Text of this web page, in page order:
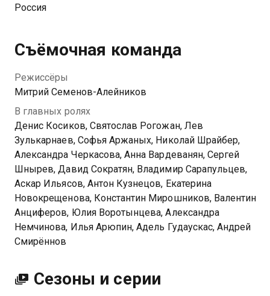
Россия
Съёмочная команда
Режиссёры
Митрий Семенов-Алейников
В главных ролях
Денис Косиков, Святослав Рогожан, Лев
Зулькарнаев, Софья Аржаных, Николай Шрайбер,
Александра Черкасова, Анна Вардеванян, Сергей
Шнырев, Давид Сократян, Владимир Сарапульцев,
Аскар Ильясов, Антон Кузнецов, Екатерина
Новокрещенова, Константин Мирошников, Валентин
Анциферов, Юлия Воротынцева, Александра
Немчинова, Илья Арюпин, Адель Гудаускас, Андрей
Смирённов
Сезоны и серии